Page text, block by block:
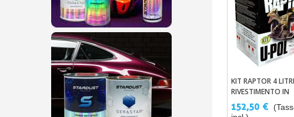
Aggiungi Al
KIT RAPTOR 4
RIVESTIMENTO IN
POLIURETANO AD
RESISTENZA PER
152,50 €